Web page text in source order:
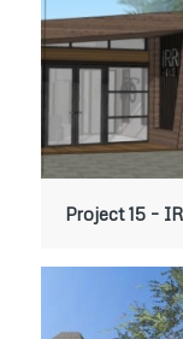
Project 15 –